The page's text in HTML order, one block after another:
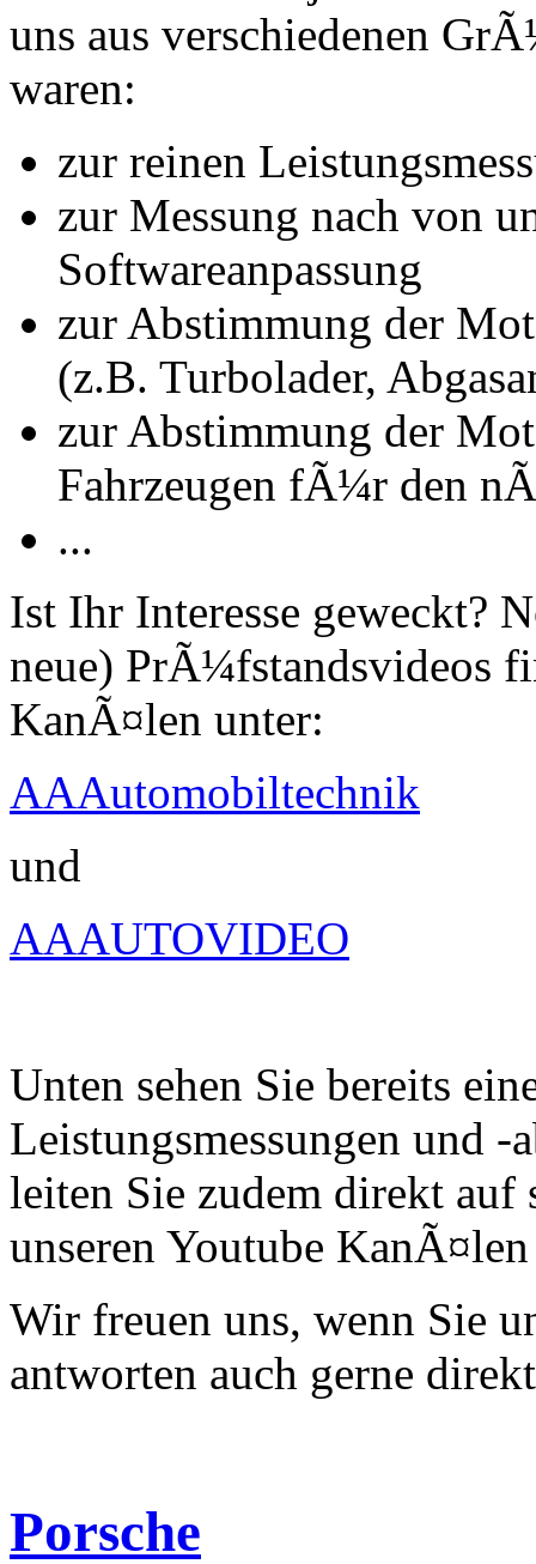
uns aus verschiedenen
waren:
zur reinen
zur Messung nach von
Softwareanpassung
zur Abstimmung der
(z.B. Turbolader,
zur Abstimmung der
Fahrzeugen fÃ¼r den
...
Ist Ihr Interesse geweckt?
neue) PrÃ¼fstandsvideos
KanÃ¤len unter:
AAAutomobiltechnik
und
AAAUTOVIDEO
Unten sehen Sie bereits
Leistungsmessungen und -
leiten Sie zudem direkt auf
unseren Youtube
Wir freuen uns, wenn Sie
antworten auch gerne
Porsche